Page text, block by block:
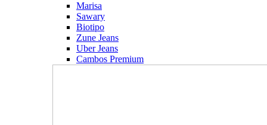
Marisa
Sawary
Biotipo
Zune Jeans
Uber Jeans
Cambos Premium